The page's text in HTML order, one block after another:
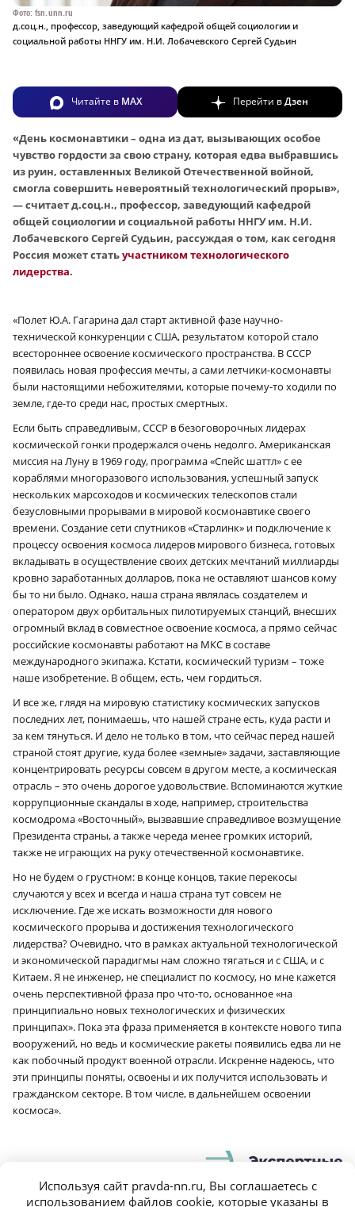
Фото: fsn.unn.ru
д.соц.н., профессор, заведующий кафедрой общей социологии и
социальной работы ННГУ им. Н.И. Лобачевского Сергей Судьин
Читайте в MAX Перейти вДзен
«День космонавтики – одна из дат, вызывающих особое
чувство гордости за свою страну, которая едва выбравшись
из руин, оставленных Великой Отечественной войной,
смогла совершить невероятный технологический прорыв»,
— считает д.соц.н., профессор, заведующий кафедрой
общей социологии и социальной работы ННГУ им. Н.И.
Лобачевского Сергей Судьин, рассуждая о том, как сегодня
Россия может статьучастником технологического
лидерства.
«Полет Ю.А. Гагарина дал старт активной фазе научно-
технической конкуренции с США, результатом которой стало
всестороннее освоение космического пространства. В СССР
появилась новая профессия мечты, а сами летчики-космонавты
были настоящими небожителями, которые почему-то ходили по
земле, где-то среди нас, простых смертных.
Если быть справедливым, СССР в безоговорочных лидерах
космической гонки продержался очень недолго. Американская
миссия на Луну в 1969 году, программа «Спейс шаттл» с ее
кораблями многоразового использования, успешный запуск
нескольких марсоходов и космических телескопов стали
безусловными прорывами в мировой космонавтике своего
времени. Создание сети спутников «Старлинк» и подключение к
процессу освоения космоса лидеров мирового бизнеса, готовых
вкладывать в осуществление своих детских мечтаний миллиарды
кровно заработанных долларов, пока не оставляют шансов кому
бы то ни было. Однако, наша страна являлась создателем и
оператором двух орбитальных пилотируемых станций, внесших
огромный вклад в совместное освоение космоса, а прямо сейчас
российские космонавты работают на МКС в составе
международного экипажа. Кстати, космический туризм – тоже
наше изобретение. В общем, есть, чем гордиться.
И все же, глядя на мировую статистику космических запусков
последних лет, понимаешь, что нашей стране есть, куда расти и
за кем тянуться. И дело не только в том, что сейчас перед нашей
страной стоят другие, куда более «земные» задачи, заставляющие
концентрировать ресурсы совсем в другом месте, а космическая
отрасль – это очень дорогое удовольствие. Вспоминаются жуткие
коррупционные скандалы в ходе, например, строительства
космодрома «Восточный», вызвавшие справедливое возмущение
Президента страны, а также череда менее громких историй,
также не играющих на руку отечественной космонавтике.
Но не будем о грустном: в конце концов, такие перекосы
случаются у всех и всегда и наша страна тут совсем не
исключение. Где же искать возможности для нового
космического прорыва и достижения технологического
лидерства? Очевидно, что в рамках актуальной технологической
и экономической парадигмы нам сложно тягаться и с США, и с
Китаем. Я не инженер, не специалист по космосу, но мне кажется
очень перспективной фраза про что-то, основанное «на
принципиально новых технологических и физических
принципах». Пока эта фраза применяется в контексте нового типа
вооружений, но ведь и космические ракеты появились едва ли не
как побочный продукт военной отрасли. Искренне надеюсь, что
эти принципы поняты, освоены и их получится использовать и
гражданском секторе. В том числе, в дальнейшем освоении
космоса».
Используя сайт pravda-nn.ru, Вы соглашаетесь с
использованием файлов cookie, которые указаны в